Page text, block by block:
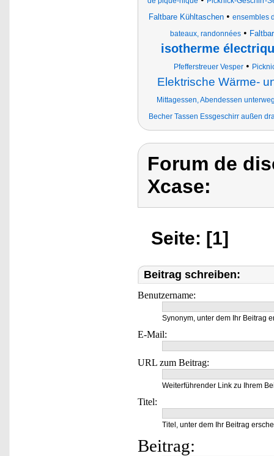
Faltbare Kühltaschen • ensembles
bateaux, randonnées •
isotherme
Pfefferstreuer Vesper•
Elektrische Wärme-
Mittagessen, Abendessen
Becher Tassen Essgeschirr außen
Forum de
Xcase:
Seite: [1]
Beitrag schreiben:
Benutzername:
Synonym, unter dem Ihr Beitrag
E-Mail:
URL zum Beitrag:
Weiterführender Link zu Ihrem
Titel:
Titel, unter dem Ihr Beitrag
Beitrag: